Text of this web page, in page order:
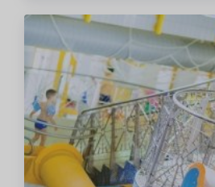
tájékoztató